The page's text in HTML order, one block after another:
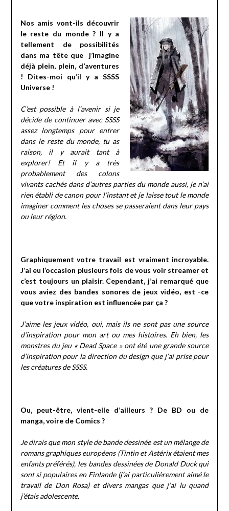
Nos amis vont-ils découvrir
le reste du monde ? Il y a
tellement de possibilités
dans ma tête que j’imagine
déjà plein, plein, d’aventures
! Dites-moi qu’il y a SSSS
Universe !
C’est possible à l’avenir si je
décide de continuer avec SSSS
assez longtemps pour entrer
dans le reste du monde, tu as
raison, il y aurait tant à
explorer! Et il y a très
probablement des colons
vivants cachés dans d’autres parties du monde aussi, je n’ai
rien établi de canon pour l’instant et je laisse tout le monde
imaginer comment les choses se passeraient dans leur pays
ou leur région.
Graphiquement votre travail est vraiment incroyable.
J’ai eu l‘occasion plusieurs fois de vous voir streamer et
c’est toujours un plaisir. Cependant, j’ai remarqué que
vous aviez des bandes sonores de jeux vidéo, est -ce
que votre inspiration est influencée par ça ?
J’aime les jeux vidéo, oui, mais ils ne sont pas une source
d’inspiration pour mon art ou mes histoires. Eh bien, les
monstres du jeu « Dead Space » ont été une grande source
d’inspiration pour la direction du design que j’ai prise pour
les créatures de SSSS.
Ou, peut-être, vient-elle d’ailleurs ? De BD ou de
manga, voire de Comics ?
Je dirais que mon style de bande dessinée est un mélange de
romans graphiques européens (Tintin et Astérix étaient mes
enfants préférés), les bandes dessinées de Donald Duck qui
sont si populaires en Finlande (j’ai particulièrement aimé le
travail de Don Rosa) et divers mangas que j’ai lu quand
j’étais adolescente.